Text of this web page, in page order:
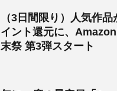
（3日間限り）人気作
イント還元に、
末祭 第3弾スタート